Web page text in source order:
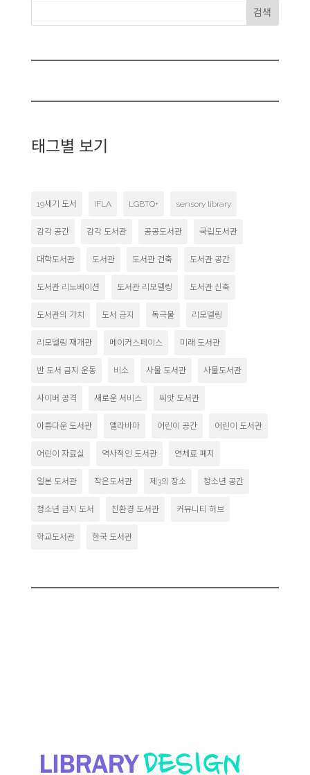
검색
태그별 보기
19세기 도서 IFLA LGBTQ+ sensory library
감각 공간 감각 도서관 공공도서관 국립도서관
대학도서관 도서관 도서관 건축 도서관 공간
도서관 리노베이션 도서관 리모델링 도서관 신축
도서관의 가치 도서 금지 독극물 리모델링
리모델링 재개관 메이커스페이스 미래 도서관
반 도서 금지 운동 비소 사물 도서관 사물도서관
사이버 공격 새로운 서비스 씨앗 도서관
아름다운 도서관 앨라바마 어린이 공간 어린이 도서관
어린이 자료실 역사적인 도서관 연체료 폐지
일본 도서관 작은도서관 제3의 장소 청소년 공간
청소년 금지 도서 친환경 도서관 커뮤니티 허브
학교도서관 한국 도서관